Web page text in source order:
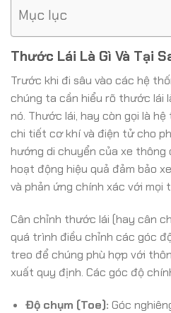
Mục lục
Thước Lái Là Gì Và Tại
Trước khi đi sâu vào các hệ
chúng ta cần hiểu rõ thước lái
nó. Thước lái, hay còn gọi là
chi tiết cơ khí và điện tử cho
hướng di chuyển của xe thông
hoạt động hiệu quả đảm bảo
và phản ứng chính xác với mọi
Cân chỉnh thước lái (hay cân
quá trình điều chỉnh các góc
treo để chúng phù hợp với
xuất quy định. Các góc độ
Độ chụm (Toe): Góc